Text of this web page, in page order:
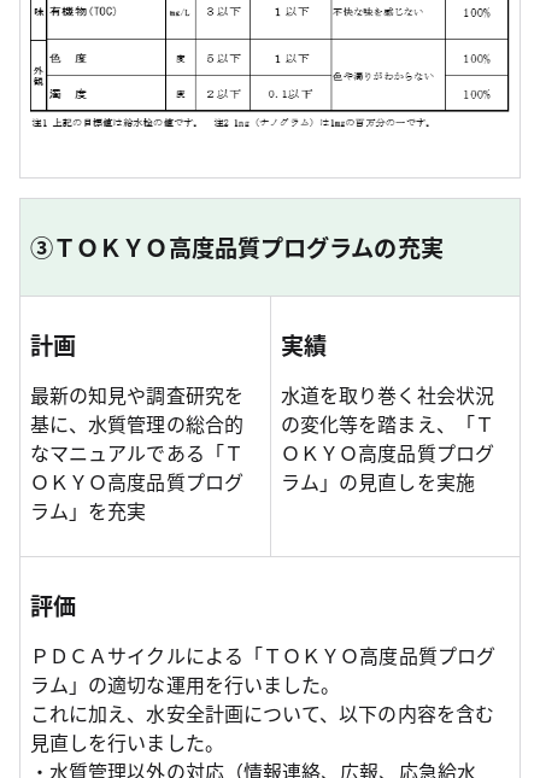
③ＴＯＫＹＯ高度品質プログラムの充実
計画
最新の知見や調査研究を
基に、水質管理の総合的
なマニュアルである「Ｔ
ＯＫＹＯ高度品質プログ
ラム」を充実
実績
水道を取り巻く社会状況
の変化等を踏まえ、「Ｔ
ＯＫＹＯ高度品質プログ
ラム」の見直しを実施
評価
ＰＤＣＡサイクルによる「ＴＯＫＹＯ高度品質プログ
ラム」の適切な運用を行いました。
これに加え、水安全計画について、以下の内容を含む
見直しを行いました。
・水質管理以外の対応（情報連絡、広報、応急給水